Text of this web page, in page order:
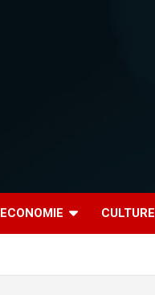
ECONOMIE CULTURE